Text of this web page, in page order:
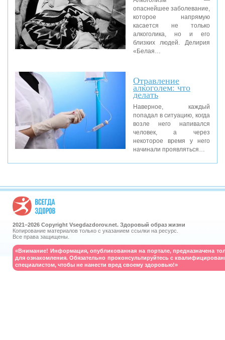
опаснейшее заболевание,
которое напрямую
касается не только
алкоголика, но и его
близких людей. Делирия
«Белая…
Отравление
алкоголем: что
делать
Наверное, каждый
попадал в ситуацию, когда
возле него напивался
человек, а через
некоторое время у него
начинали проявляться…
2021–2026 Copyright Vsegdazdorov.net. Здоровый образ жизни
Копирование материалов только с указанием ссылки на ресурс.
Все права защищены.
«Внимание! Информация, опубликованная на портале, предназначена
для ознакомления. Обязательно проконсультируйтесь с
специалистом, чтобы не нанести вред своему здоровью!»